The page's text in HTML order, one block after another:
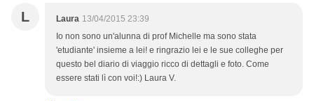
L Laura 13/04/2015 23:39
Io non sono un'alunna di prof Michelle ma sono stata
'etudiante' insieme a lei! e ringrazio lei e le sue colleghe per
questo bel diario di viaggio ricco di dettagli e foto. Come
essere stati lì con voi!:) Laura V.